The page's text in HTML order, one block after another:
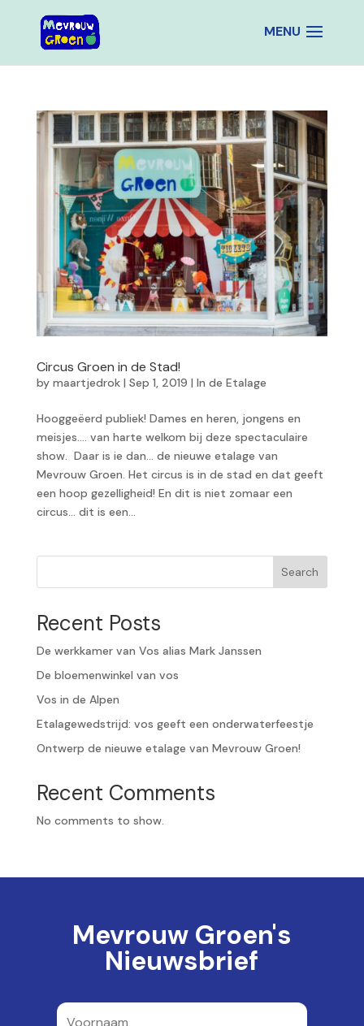
Circus Groen in de Stad!
by maartjedrok| Sep 1, 2019 | In de Etalage
Hooggeëerd publiek! Dames en heren, jongens en
meisjes…. van harte welkom bij deze spectaculaire
show. Daar is ie dan… de nieuwe etalage van
Mevrouw Groen. Het circus is in de stad en dat geeft
een hoop gezelligheid! En dit is niet zomaar een
circus… dit is een...
Search
Recent Posts
De werkkamer van Vos alias Mark Janssen
De bloemenwinkel van vos
Vos in de Alpen
Etalagewedstrijd: vos geeft een onderwaterfeestje
Ontwerp de nieuwe etalage van Mevrouw Groen!
Recent Comments
No comments to show.
Mevrouw Groen's
Nieuwsbrief